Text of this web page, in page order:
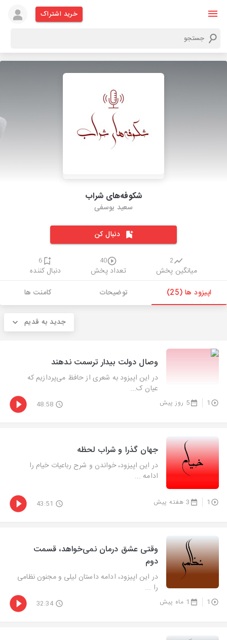
خرید اشتراک
شکوفه‌های شراب
سعید یوسفی
دنبال کن
2
میانگین پخش
40
تعداد پخش
6
دنبال کننده
اپیزود ها (25)
توضیحات کامنت ها
جدید به قدیم
وصال دولت بیدار ترسمت ندهند
در این اپیزود به شعری از حافظ می‌پردازیم که
عیان ک...
1 5 روز پیش 48:58
جهان گذرا و شراب لحظه
در این اپیزود، خواندن و شرح رباعیات خیام را
ادامه ...
1 3 هفته پیش 43:51
وقتی عشق درمان نمی‌خواهد، قسمت
دوم
در این اپیزود، ادامه داستان لیلی و مجنون نظامی
را ...
1 1 ماه پیش 32:34